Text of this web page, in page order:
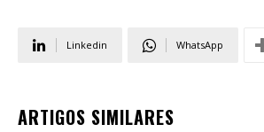
Linkedin WhatsApp
ARTIGOS SIMILARES